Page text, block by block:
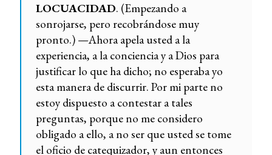
LOCUACIDAD. (Empezando a
sonrojarse, pero recobrándose muy
pronto.) —Ahora apela usted a la
experiencia, a la conciencia y a Dios para
justificar lo que ha dicho; no esperaba yo
esta manera de discurrir. Por mi parte no
estoy dispuesto a contestar a tales
preguntas, porque no me considero
obligado a ello, a no ser que usted se tome
el oficio de catequizador, y aun entonces